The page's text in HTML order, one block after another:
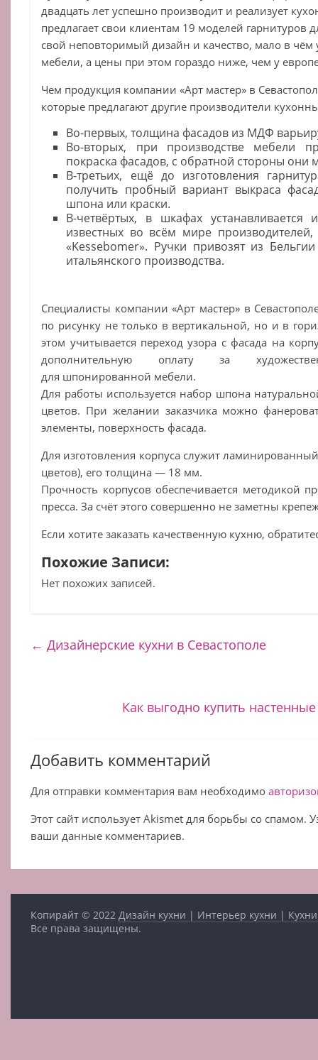
двадцать лет успешно производит и реализует
предлагает свои клиентам 19 моделей гарнитуров
свой неповторимый дизайн и качество, мало в чём
мебели, а цены при этом гораздо ниже, чем у
Чем продукция компании «Арт мастер» в
которые предлагают другие производители
Во-первых, толщина фасадов из МДФ
Во-вторых, при производстве мебели
покраска фасадов, с обратной стороны они
В-третьих, ещё до изготовления
получить пробный вариант выкраса
шпона или краски.
В-четвёртых, в шкафах устанавливается
известных во всём мире производителей,
«Kessebomer». Ручки привозят из
итальянского производства.
Специалисты компании «Арт мастер» в
по рисунку не только в вертикальной, но и в
этом учитывается переход узора с фасада на
дополнительную оплату за
для шпонированной мебели.
Для работы используется набор шпона
цветов. При желании заказчика можно
элементы, поверхность фасада.
Для изготовления корпуса служит
цветов), его толщина — 18 мм.
Прочность корпусов обеспечивается методикой
пресса. За счёт этого совершенно не заметны
Если хотите заказать качественную кухню,
Похожие Записи:
Нет похожих записей.
← Дизайнерские кухни в Севастополе
Как выгодно купить
Добавить комментарий
Для отправки комментария вам необходимо
Этот сайт использует Akismet для борьбы со спамом.
ваши данные комментариев.
Копирайт © 2022Дизайн кухни | Интерьер кухни |
Все права защищены.